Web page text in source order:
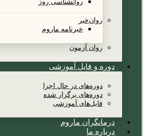
روانشناسی روز
روان‌خبر
خبرنامه ماروم
روان آزمون
دوره و فایل آموزشی
دوره‌های در حال اجرا
دوره‌های برگزار شده
فایل‌های آموزشی
درمانگران ماروم
درباره ما